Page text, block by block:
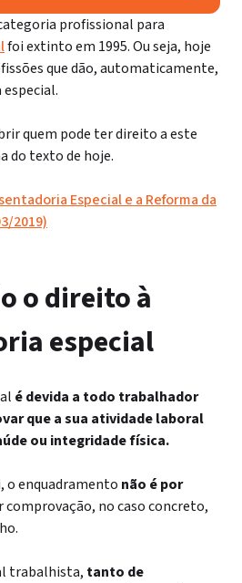
profissional para
foi extinto em 1995. Ou seja, hoje
que dão, automaticamente,
quem pode ter direito a este
do texto de hoje.
Especial e a Reforma da
2019)
o direito à
especial
é devida a todo trabalhador
que a sua atividade laboral
ou integridade física.
o enquadramento não é por
comprovação, no caso concreto,
trabalhista, tanto de